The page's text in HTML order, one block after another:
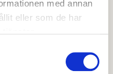
med annan
eller som de har